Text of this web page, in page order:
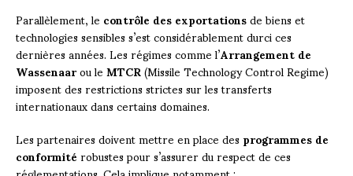
Parallèlement, lecontrôle des exportationsde biens et
technologies sensibles s’est considérablement durci ces
dernières années. Les régimes comme l’Arrangement de
Wassenaarou leMTCR(Missile Technology Control Regime)
imposent des restrictions strictes sur les transferts
internationaux dans certains domaines.
Les partenaires doivent mettre en place desprogrammes de
conformitérobustes pour s’assurer du respect de ces